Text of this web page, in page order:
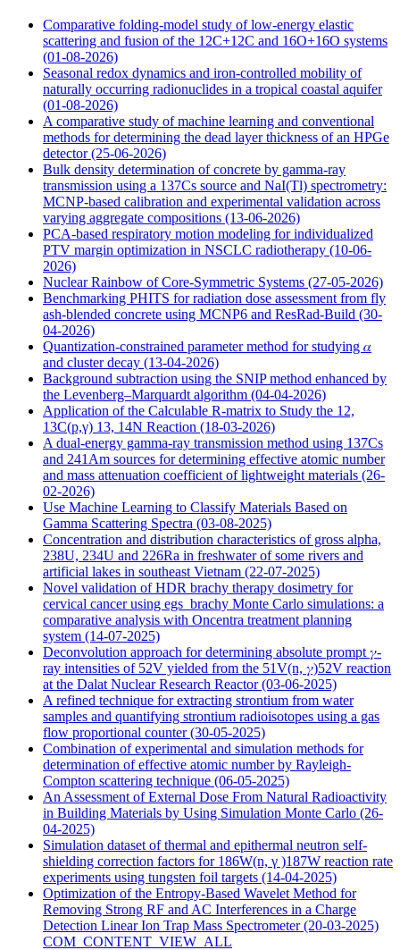
Comparative folding-model study of low-energy elastic
scattering and fusion of the 12C+12C and 16O+16O systems
(01-08-2026)
Seasonal redox dynamics and iron‑controlled mobility of
naturally occurring radionuclides in a tropical coastal aquifer
(01-08-2026)
A comparative study of machine learning and conventional
methods for determining the dead layer thickness of an HPGe
detector(25-06-2026)
Bulk density determination of concrete by gamma-ray
transmission using a 137Cs source and NaI(Tl) spectrometry:
MCNP-based calibration and experimental validation across
varying aggregate compositions (13-06-2026)
PCA-based respiratory motion modeling for individualized
PTV margin optimization in NSCLC radiotherapy (10-06-
2026)
Nuclear Rainbow of Core-Symmetric Systems (27-05-2026)
Benchmarking PHITS for radiation dose assessment from fly
ash-blended concrete using MCNP6 and ResRad-Build (30-
04-2026)
Quantization-constrained parameter method for studying 𝛼
and cluster decay (13-04-2026)
Background subtraction using the SNIP method enhanced by
the Levenberg–Marquardt algorithm (04-04-2026)
Application of the Calculable R-matrix to Study the 12,
13C(p,γ) 13, 14N Reaction (18-03-2026)
A dual-energy gamma-ray transmission method using 137Cs
and 241Am sources for determining effective atomic number
and mass attenuation coefficient of lightweight materials (26-
02-2026)
Use Machine Learning to Classify Materials Based on
Gamma Scattering Spectra (03-08-2025)
Concentration and distribution characteristics of gross alpha,
238U, 234U and 226Ra in freshwater of some rivers and
artificial lakes in southeast Vietnam (22-07-2025)
Novel validation of HDR brachy therapy dosimetry for
cervical cancer using egs_brachy Monte Carlo simulations: a
comparative analysis with Oncentra treatment planning
system (14-07-2025)
Deconvolution approach for determining absolute prompt 𝛾-
ray intensities of 52V yielded from the 51V(n, 𝛾)52V reaction
at the Dalat Nuclear Research Reactor(03-06-2025)
A refined technique for extracting strontium from water
samples and quantifying strontium radioisotopes using a gas
flow proportional counter(30-05-2025)
Combination of experimental and simulation methods for
determination of effective atomic number by Rayleigh-
Compton scattering technique (06-05-2025)
An Assessment of External Dose From Natural Radioactivity
in Building Materials by Using Simulation Monte Carlo (26-
04-2025)
Simulation dataset of thermal and epithermal neutron self-
shielding correction factors for 186W(n, γ )187W reaction rate
experiments using tungsten foil targets (14-04-2025)
Optimization of the Entropy-Based Wavelet Method for
Removing Strong RF and AC Interferences in a Charge
Detection Linear Ion Trap Mass Spectrometer(20-03-2025)
COM_CONTENT_VIEW_ALL